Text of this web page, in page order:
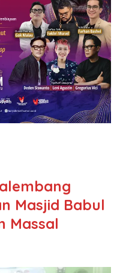
Masjid Babul
Massal